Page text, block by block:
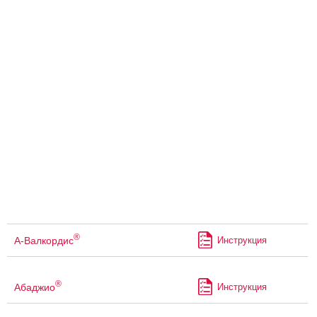
А-Валкордис® Инструкция
Абаджио® Инструкция